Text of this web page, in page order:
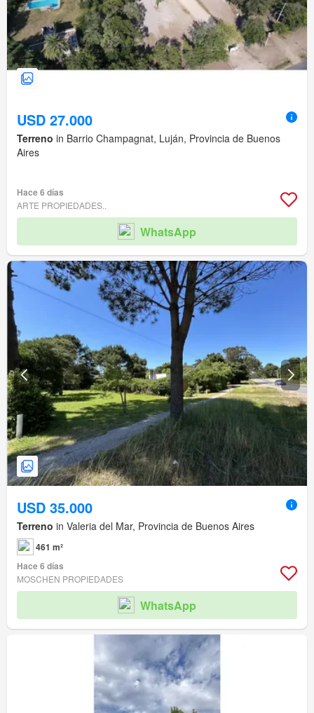
USD 27.000
Terreno in Barrio Champagnat, Luján, Provincia de Buenos
Aires
Hace 6 días
ARTE PROPIEDADES..
WhatsApp
USD 35.000
Terreno in Valeria del Mar, Provincia de Buenos Aires
461 m²
Hace 6 días
MOSCHEN PROPIEDADES
WhatsApp